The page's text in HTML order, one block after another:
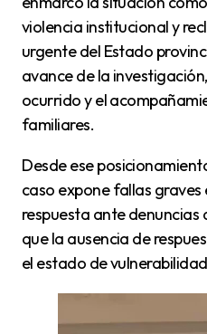
violencia institucional y
urgente del Estado
avance de la
ocurrido y el
familiares.
Desde ese posicionamiento, Cavana advirtió que el
caso expone fallas graves
respuesta ante denuncias
que la ausencia de
el estado de